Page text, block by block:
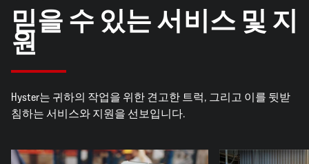
믿을 수 있는 서비스 및 지
원
Hyster는 귀하의 작업을 위한 견고한 트럭, 그리고 이를 뒷받
침하는 서비스와 지원을 선보입니다.